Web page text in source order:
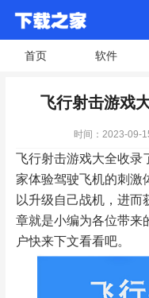
首页 软件
飞行射击游戏
时间：2023-09-
飞行射击游戏大全收录
家体验驾驶飞机的刺激
以升级自己战机，进而
章就是小编为各位带来
户快来下文看看吧。